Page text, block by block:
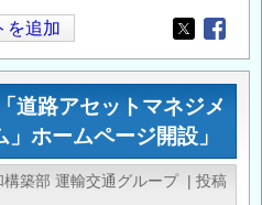
を追加
Opens in
路アセットマネジメ
ホームページ開設」
築部 運輸交通グループ | 投稿